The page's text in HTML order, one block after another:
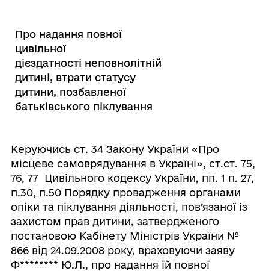
Про надання повної
цивільної
дієздатності неповнолітній
дитині, втрати статусу
дитини, позбавленої
батьківського піклування
Керуючись ст. 34 Закону України «Про
місцеве самоврядування в Україні», ст.ст. 75,
76, 77 Цивільного кодексу України, пп. 1 п. 27,
п.30, п.50 Порядку провадження органами
опіки та піклування діяльності, пов’язаної із
захистом прав дитини, затвердженого
постановою Кабінету Міністрів України №
866 від 24.09.2008 року, враховуючи заяву
Ф******** Ю.Л., про надання їй повної